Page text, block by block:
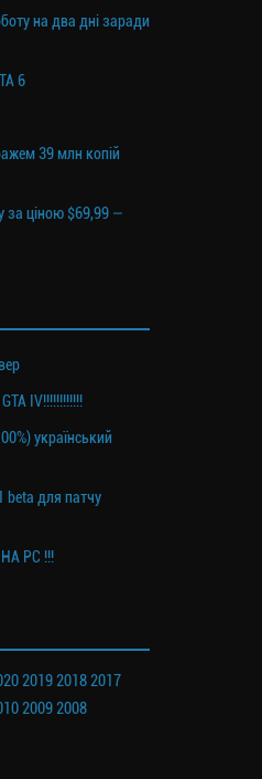
на два дні заради
6
39 млн копій
за ціною $69,99 —
IV!!!!!!!!!!!!
український
beta для патчу
PC !!!
201920182017
20092008